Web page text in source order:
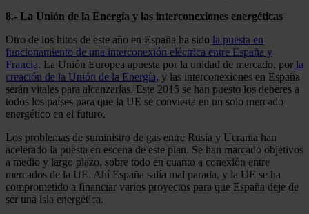
8.- La Unión de la Energía y las interconexiones energéticas
Otro de los hitos de este año en España ha sido la puesta en
funcionamiento de una interconexión eléctrica entre España y
Francia. La Unión Europea apuesta por la unidad de mercado, por la
creación de la Unión de la Energía, y las interconexiones en España
serán vitales para alcanzarlas. Este 2015 se han puesto los deberes a
todos los países para que la UE se convierta en un solo mercado
energético en el futuro.
Los problemas de suministro de gas entre Rusia y Ucrania han
acelerado la puesta en escena de este plan. Se han marcado objetivos
a medio y largo plazo, sobre todo en cuanto a conexión entre
mercados de la UE. Ahí España salía mal parada, y la UE se ha
comprometido a financiar varios proyectos para que España deje de
ser una isla energética.